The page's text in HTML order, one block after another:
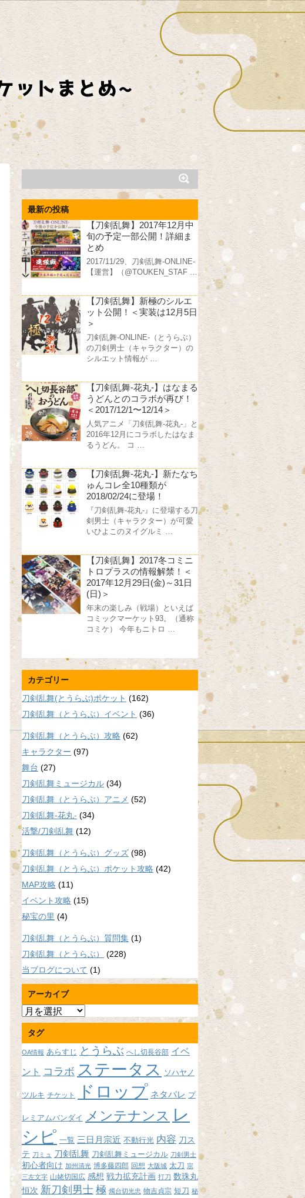
最新の投稿
【刀剣乱舞】2017年12月中
旬の予定一部公開！詳細ま
とめ
2017/11/29、刀剣乱舞-ONLINE-
【運営】（@TOUKEN_STAF …
【刀剣乱舞】新極のシルエ
ット公開！＜実装は12月5日
＞
刀剣乱舞-ONLINE-（とうらぶ）
の刀剣男士（キャラクター）の
シルエット情報が …
【刀剣乱舞-花丸-】はなまる
うどんとのコラボが再び！
＜2017/12/1〜12/14＞
人気アニメ「刀剣乱舞-花丸-」と
2016年12月にコラボしたはなま
るうどん。 コ …
【刀剣乱舞-花丸-】新たなち
ゅんコレ全10種類が
2018/02/24に登場！
『刀剣乱舞-花丸-』に登場する刀
剣男士（キャラクター）が可愛
いひよこのヌイグルミ …
【刀剣乱舞】2017冬コミニ
トロプラスの情報解禁！＜
2017年12月29日(金)～31日
(日)＞
年末の楽しみ（戦場）といえば
コミックマーケット93。（通称
コミケ） 今年もニトロ …
カテゴリー
刀剣乱舞(とうらぶ)ポケット (162)
刀剣乱舞（とうらぶ）イベント (36)
刀剣乱舞（とうらぶ）攻略 (62)
キャラクター (97)
舞台 (27)
刀剣乱舞ミュージカル (34)
刀剣乱舞（とうらぶ）アニメ (52)
刀剣乱舞-花丸- (34)
活撃/刀剣乱舞 (12)
刀剣乱舞（とうらぶ）グッズ (98)
刀剣乱舞（とうらぶ）ポケット攻略 (42)
MAP攻略 (11)
イベント攻略 (15)
秘宝の里 (4)
刀剣乱舞（とうらぶ）質問集 (1)
刀剣乱舞（とうらぶ）
(228)
当ブログについて (1)
アーカイブ
ア
ー
カ
イ
ブ
タグ
OA情報 あらすじ とうらぶ へし切長谷部 イベ
ント コラボ ステータス ソハヤノ
ツルキ チケット ドロップ ネタバレ プ
レミアムバンダイ メンテナンス レ
シピ 一覧 三日月宗近 不動行光 内容 刀ス
テ 刀ミュ 刀剣乱舞 刀剣乱舞ミュージカル 刀剣男士
初心者向け 加州清光 博多藤四郎 回想 大阪城 太刀 宗
三左文字 山姥切国広 感想 戦力拡充計画 打刀 数珠丸
恒次 新刀剣男士 極 燭台切光忠 物吉貞宗 短刀 秘